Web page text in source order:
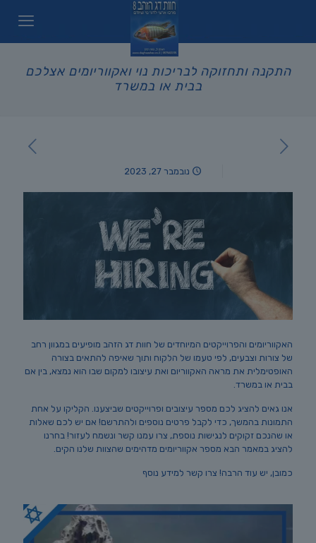
התקנה ותחזוקה לבריכות נוי ואקווריומים אצלכם
בבית או במשרד
נובמבר 27, 2023
האקווריומים והפרוייקטים המיוחדים של חוות דג הזהב מופיעים במגוון רחב
של צורות וצבעים, לפי טעמו של הלקוח ותוך שאיפה להתאים בצורה
האופטימלית את מראה האקווריום ואת עיצובו למקום שבו הוא נמצא, בין אם
בבית או במשרד.
אנו גאים להציג לכם מספר עיצובים ופרוייקטים שביצענו. הקליקו על אחת
התמונות בהמשך, כדי לקבל פרטים נוספים ולהתרשם! אם יש לכם שאלות
או שהנכם זקוקים לנגישות נוספת, צרו עמנו קשר ונשמח לעזור! בחרנו
להציג במאמר הבא מספר אקווריומים מדהימים שהצוות שלנו הקים.
כמובן, יש עוד הרבה! צרו קשר למידע נוסף